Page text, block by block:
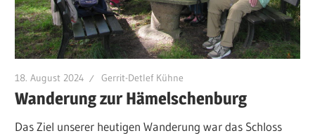
18. August 2024 Gerrit-Detlef Kühne
Wanderung zur Hämelschenburg
Das Ziel unserer heutigen Wanderung war das Schloss